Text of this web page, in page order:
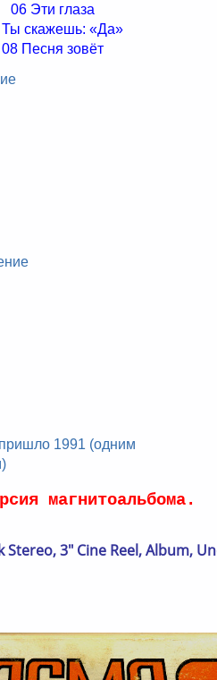
06 Эти глаза
Ты скажешь: «Да»
08 Песня зовёт
1991 (одним
магнитоальбома.
3" Cine Reel, Album,